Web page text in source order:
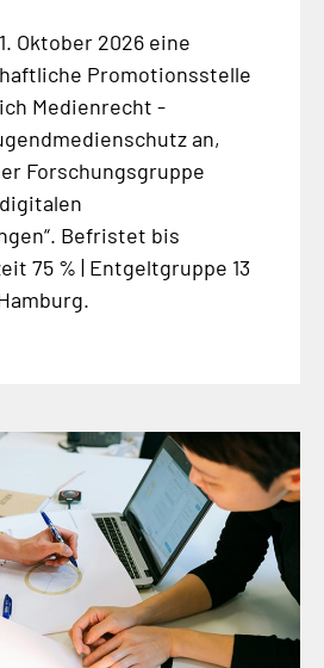
Oktober 2026 eine
Promotionsstelle
Medienrecht -
an,
Forschungsgruppe
Befristet bis
75 % | Entgeltgruppe 13